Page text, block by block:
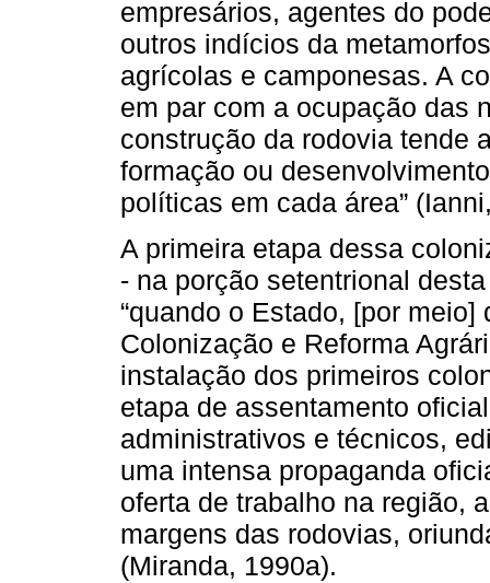
empresários, agentes do
outros indícios da
agrícolas e camponesas. A
em par com a ocupação das
construção da rodovia tende
formação ou
políticas em cada área”
A primeira etapa dessa
- na porção setentrional
“quando o Estado, [por
Colonização e Reforma
instalação dos primeiros
etapa de assentamento
administrativos e técnicos,
uma intensa propaganda
oferta de trabalho na região,
margens das rodovias,
(Miranda, 1990a).